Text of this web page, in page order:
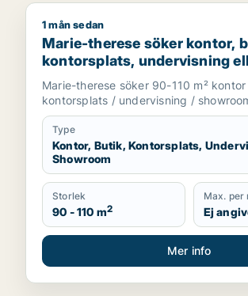
Marie-therese söker kontor,
1 mån sedan
Marie-therese söker kontor,
kontorsplats, undervisning
showroom för uthyrning i
Väsby, Järfälla eller
Marie-therese söker 90-110 m²
kontorsplats / undervisning /
Type
Kontor, Butik, Kontorsplats,
Showroom
Storlek
90 - 110 m2
Max. per
Ej
Mer info